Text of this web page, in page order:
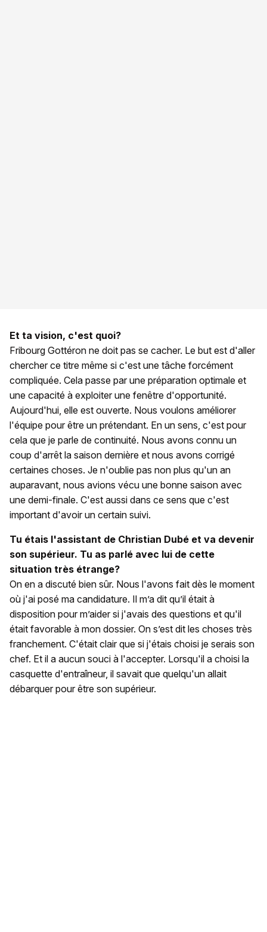
Et ta vision, c'est quoi?
Fribourg Gottéron ne doit pas se cacher. Le but est d'aller
chercher ce titre même si c'est une tâche forcément
compliquée. Cela passe par une préparation optimale et
une capacité à exploiter une fenêtre d'opportunité.
Aujourd'hui, elle est ouverte. Nous voulons améliorer
l'équipe pour être un prétendant. En un sens, c'est pour
cela que je parle de continuité. Nous avons connu un
coup d'arrêt la saison dernière et nous avons corrigé
certaines choses. Je n'oublie pas non plus qu'un an
auparavant, nous avions vécu une bonne saison avec
une demi-finale. C'est aussi dans ce sens que c'est
important d'avoir un certain suivi.
Tu étais l'assistant de Christian Dubé et va devenir
son supérieur. Tu as parlé avec lui de cette
situation très étrange?
On en a discuté bien sûr. Nous l'avons fait dès le moment
où j'ai posé ma candidature. Il m’a dit qu’il était à
disposition pour m’aider si j'avais des questions et qu'il
était favorable à mon dossier. On s’est dit les choses très
franchement. C'était clair que si j'étais choisi je serais son
chef. Et il a aucun souci à l'accepter. Lorsqu'il a choisi la
casquette d'entraîneur, il savait que quelqu'un allait
débarquer pour être son supérieur.